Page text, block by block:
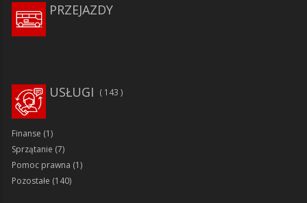
PRZEJAZDY
143
USŁUGI
Finanse (1)
Sprzątanie (7)
Pomoc prawna (1)
Pozostałe (140)